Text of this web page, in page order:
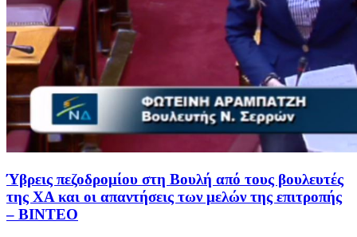
Ύβρεις πεζοδρομίου στη Βουλή από τους βουλευτές
της ΧΑ και οι απαντήσεις των μελών της επιτροπής
– ΒΙΝΤΕΟ